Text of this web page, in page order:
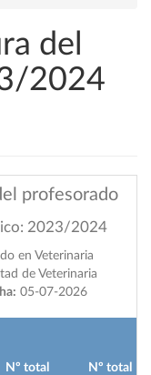
del
2024
profesorado
2023/2024
en Veterinaria
de Veterinaria
05-07-2026
Nº total
Nº total